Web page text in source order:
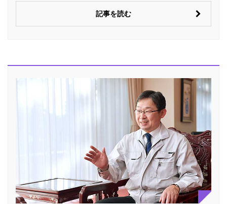
記事を読む